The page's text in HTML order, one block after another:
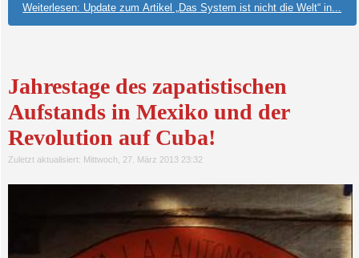
Weiterlesen: Update zum Artikel „Das System ist nicht die Welt“ in...
Jahrestage des zapatistischen
Aufstands in Mexiko und der
Revolution auf Cuba!
Zuletzt aktualisiert: Mittwoch, 27. März 2013 23:32